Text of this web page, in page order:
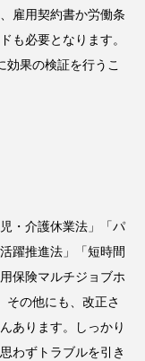
雇用契約書か労働条
も必要となります。
効果の検証を行うこ
・介護休業法」「パ
躍推進法」「短時間
保険マルチジョブホ
その他にも、改正さ
あります。しっかり
わずトラブルを引き